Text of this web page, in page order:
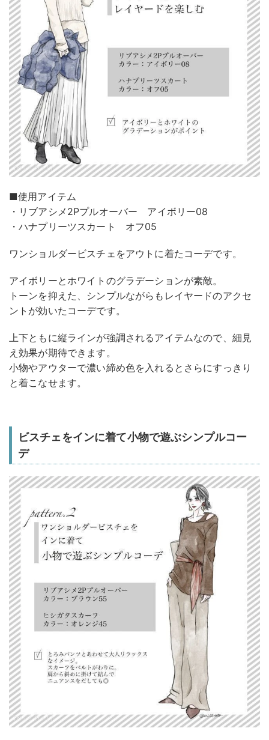
■使用アイテム
・リブアシメ2Pプルオーバー アイボリー08
・ハナプリーツスカート オフ05
ワンショルダービスチェをアウトに着たコーデです。
アイボリーとホワイトのグラデーションが素敵。
トーンを抑えた、シンプルながらもレイヤードのアクセ
ントが効いたコーデです。
上下ともに縦ラインが強調されるアイテムなので、細見
え効果が期待できます。
小物やアウターで濃い締め色を入れるとさらにすっきり
と着こなせます。
ビスチェをインに着て小物で遊ぶシンプルコー
デ